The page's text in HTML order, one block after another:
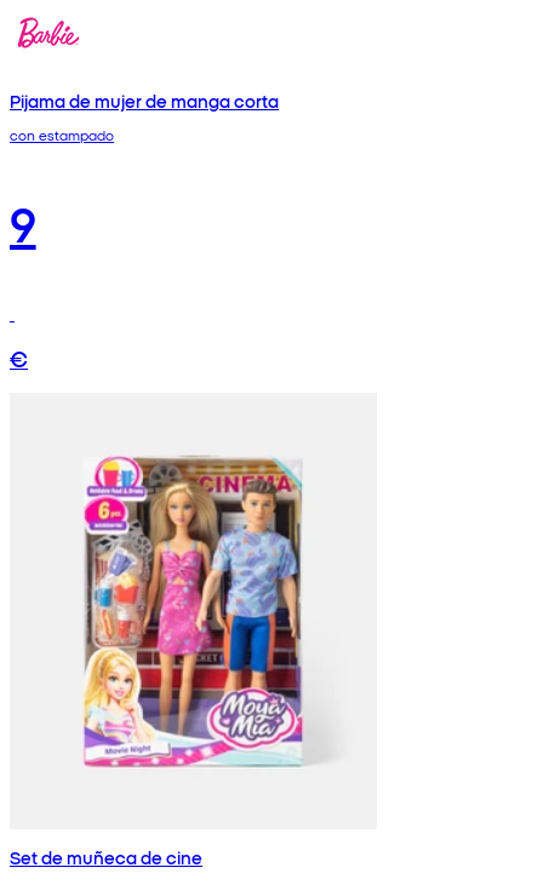
Pijama de mujer de manga corta
con estampado
9
€
Set de muñeca de cine